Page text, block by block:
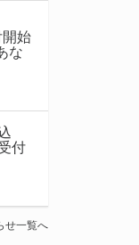
始
な
付
せ一覧へ